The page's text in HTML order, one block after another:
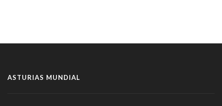
ASTURIAS MUNDIAL